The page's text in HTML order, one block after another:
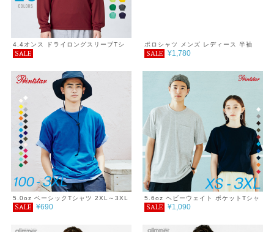
4.4オンス ドライロングスリーブTシ
ャツ 6L～7L
SALE
ポロシャツ メンズ レディース 半袖
4.7オンス スペシャルドライ鹿の子 ポ
ン）
SALE ¥1,780
5.0oz ベーシックTシャツ 2XL～3XL
SALE ¥690
5.6oz ヘビーウェイト ポケットTシャ
ツ 2XL～3XL
SALE ¥1,090